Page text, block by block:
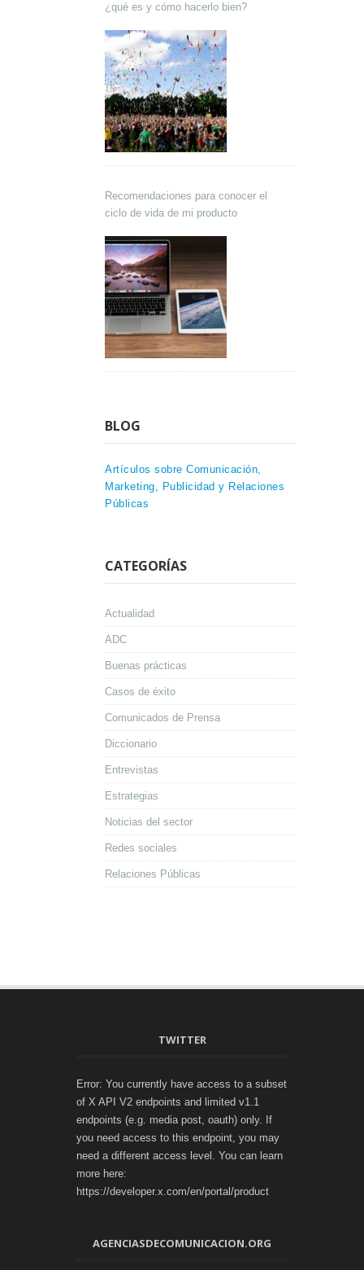
¿qué es y cómo hacerlo bien?
Recomendaciones para conocer el
ciclo de vida de mi producto
BLOG
Artículos sobre Comunicación,
Marketing, Publicidad y Relaciones
Públicas
CATEGORÍAS
Actualidad
ADC
Buenas prácticas
Casos de éxito
Comunicados de Prensa
Diccionario
Entrevistas
Estrategias
Noticias del sector
Redes sociales
Relaciones Públicas
TWITTER
Error: You currently have access to a subset
of X API V2 endpoints and limited v1.1
endpoints (e.g. media post, oauth) only. If
you need access to this endpoint, you may
need a different access level. You can learn
more here:
https://developer.x.com/en/portal/product
AGENCIASDECOMUNICACION.ORG